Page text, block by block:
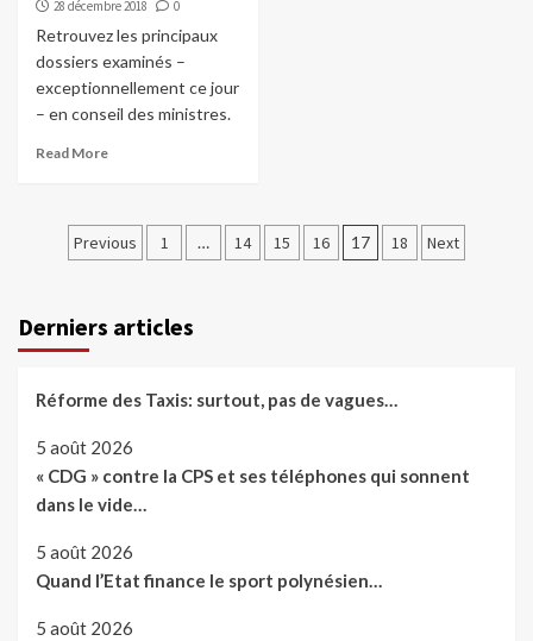
28 décembre 2018 0
Retrouvez les principaux
dossiers examinés –
exceptionnellement ce jour
– en conseil des ministres.
Read More
Pagination
publications
Previous 1 … 14 15 16 17 18 Next
Derniers articles
Réforme des Taxis: surtout, pas de vagues…
5 août 2026
« CDG » contre la CPS et ses téléphones qui sonnent
dans le vide…
5 août 2026
Quand l’Etat finance le sport polynésien…
5 août 2026